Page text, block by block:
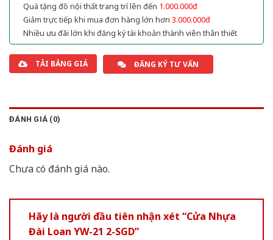
Quà tặng đồ nội thất trang trí lên đến 1.000.000đ
Giảm trực tiếp khi mua đơn hàng lớn hơn 3.000.000đ
Nhiều ưu đãi lớn khi đăng ký tài khoản thành viên thân thiết
TẢI BẢNG GIÁ ĐĂNG KÝ TƯ VẤN
ĐÁNH GIÁ (0)
Đánh giá
Chưa có đánh giá nào.
Hãy là người đầu tiên nhận xét “Cửa Nhựa
Đài Loan YW-21 2-SGD”